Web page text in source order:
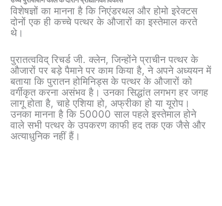
विशेषज्ञों का मानना ​​है कि निएंडरथल और होमो इरेक्टस
दोनों एक ही कच्चे पत्थर के औजारों का इस्तेमाल करते
थे।
पुरातत्वविद् रिचर्ड जी. क्लेन, जिन्होंने प्राचीन पत्थर के
औजारों पर बड़े पैमाने पर काम किया है, ने अपने अध्ययन में
बताया कि पुरातन होमिनिड्स के पत्थर के औजारों को
वर्गीकृत करना असंभव है। उनका सिद्धांत लगभग हर जगह
लागू होता है, चाहे एशिया हो, अफ्रीका हो या यूरोप।
उनका मानना ​​है कि 50000 साल पहले इस्तेमाल होने
वाले सभी पत्थर के उपकरण काफी हद तक एक जैसे और
अत्याधुनिक नहीं हैं।